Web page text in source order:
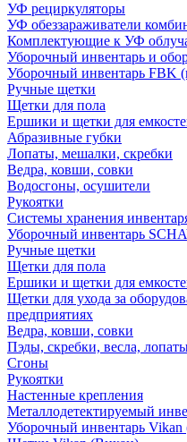
УФ рециркуляторы
УФ обеззараживатели
Комплектующие к УФ
Уборочный инвентарь и
Уборочный инвентарь
Ручные щетки
Щетки для пола
Ершики и щетки для
Абразивные губки
Лопаты, мешалки, скребки
Ведра, ковши, совки
Водосгоны, осушители
Рукоятки
Системы хранения
Уборочный инвентарь
Ручные щетки
Щетки для пола
Ершики и щетки для
Щетки для ухода за
предприятиях
Ведра, ковши, совки
Пэды, скребки, весла,
Сгоны
Рукоятки
Настенные крепления
Металлодетектируемый
Уборочный инвентарь